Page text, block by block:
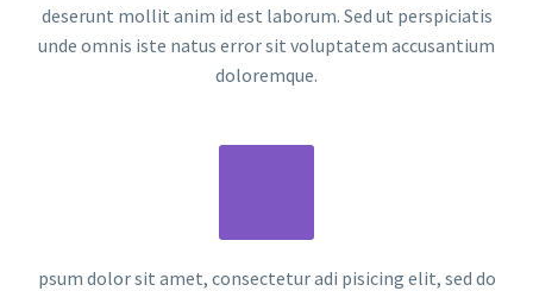
deserunt mollit anim id est laborum. Sed ut perspiciatis
unde omnis iste natus error sit voluptatem accusantium
doloremque.
psum dolor sit amet, consectetur adi pisicing elit, sed do